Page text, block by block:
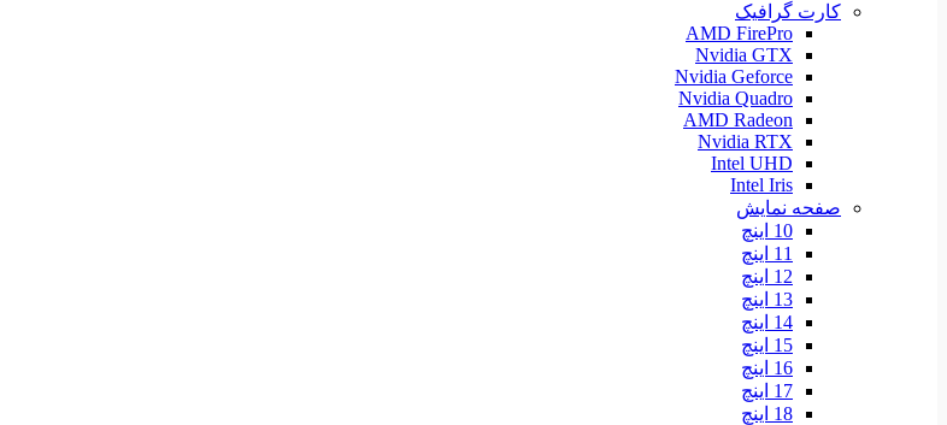
کارت گرافیک
AMD FirePro
Nvidia GTX
Nvidia Geforce
Nvidia Quadro
AMD Radeon
Nvidia RTX
Intel UHD
Intel Iris
صفحه نمایش
10 اینچ
11 اینچ
12 اینچ
13 اینچ
14 اینچ
15 اینچ
16 اینچ
17 اینچ
18 اینچ